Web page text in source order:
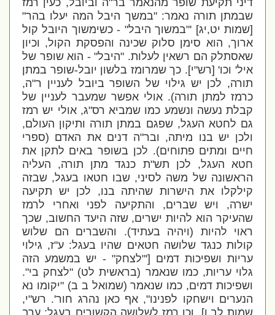
דיני תקיעת שופר מהנאמר בר"ה וביובל, כעין רמז
שבמתן תורה נאמר: "במשך היבל המה יעלו בהר"
[שמות יט,יג] '"במשוך היבל" - כשימשוך היובל קול
ארוך, הוא סימן סלוק שכינה והפסקת הקול, וכיון
שאסתלק הם רשאין לעלות. "היבל" - הוא שופר של
איל' וכו' [רש"י]. כך שמרומז בלשון יובל-שופר במתן
תורה, לכן יש גילוי של השופר ביובל לעניין ר"ה,
כרמז למתן תורה). אולי אפשר שמעבר לעניין של
קבלת נעשה ונשמע כמו שמביא רס"ג, אולי יש רמז
גם לחטא העגל, שפגם במתן תורה ותיקון העולם,
ולכן יש בנו מיתה, ובר"ה דנים את האדם (ספרי
חיים ומתים פתוחים). לכן בשופר באים לתקן את
חטא העגל, לכן תש"ת כנגד מתן תורה, העליה
הראשונה של משה לסיני, שבו חטאו בעגל, שבזה
קילקלו את הישרות שהיתה בנו, לכן יש תקיעה
ישרה, ויש שברים, והתקיעה לפני ואחרי לרמז
שהעיקר הוא להיות ישרים, שזה היעד החשוב, שכך
ראוי להיות (ויהיה בעתיד). והשברים הם שלוש
קולות כנגד שלושה חטאים שהיו בעגל: ע"ז, גילוי
עריות ושפיכות דמים ['"לצחק" - יש במשמע הזה
גלוי עריות, כמו שנאמר (בראשית לט) "לצחק בי".
ושפיכות דמים, כמו שנאמר (שמואל ב ב) "יקומו נא
הנערים וישחקו לפנינו", אף כאן נהרג חור'. רש"י,